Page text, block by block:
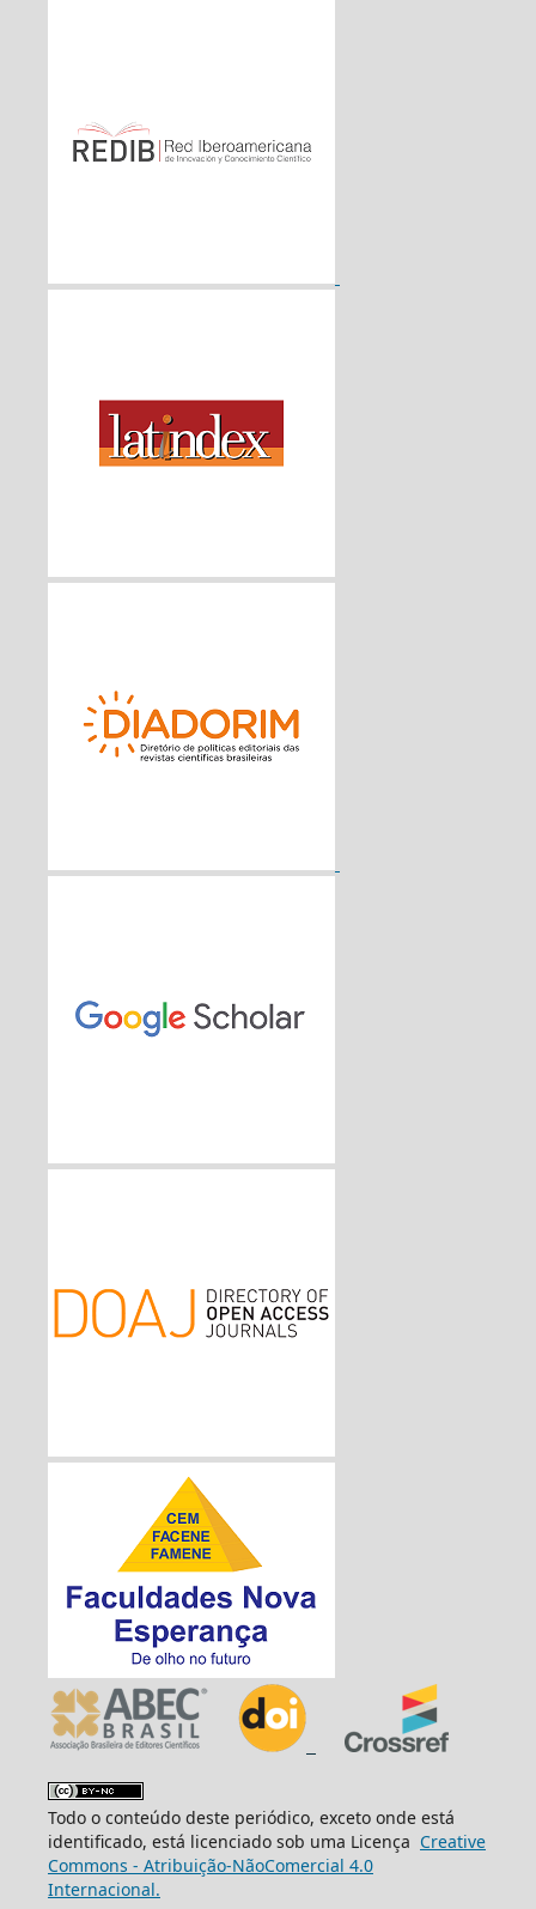
Todo o conteúdo deste periódico, exceto onde está
identificado, está licenciado sob uma Licença Creative
Commons - Atribuição-NãoComercial 4.0
Internacional.